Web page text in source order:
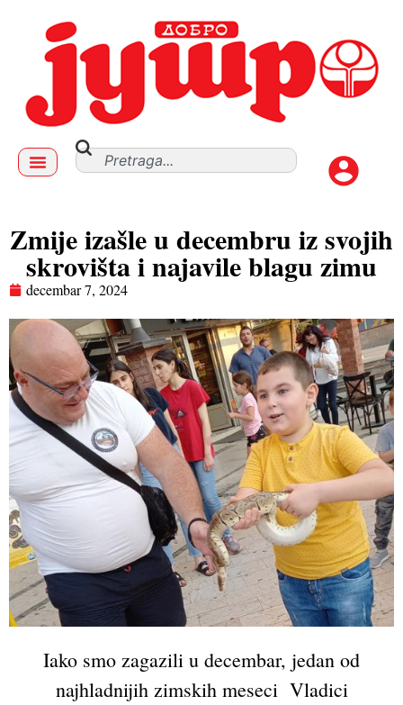
Zmije izašle u decembru iz svojih
skrovišta i najavile blagu zimu
decembar 7, 2024
Iako smo zagazili u decembar, jedan od
najhladnijih zimskih meseci Vladici